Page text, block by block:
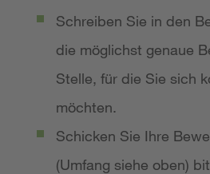
Schreiben Sie in den
die möglichst genaue
Stelle, für die Sie sich
möchten.
Schicken Sie Ihre
(Umfang siehe oben)